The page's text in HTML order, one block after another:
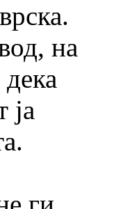
на
ја